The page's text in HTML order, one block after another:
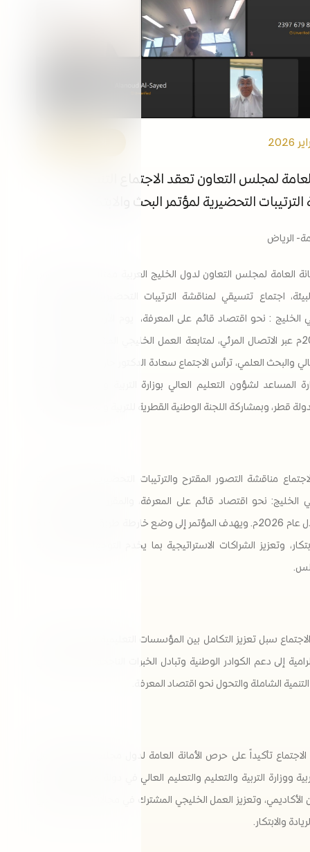
لمجلس التعاون تعقد الاجتماع التنسيقي
التحضيرية لمؤتمر البحث والابتكار
الرياض
العامة لمجلس التعاون لدول الخليج العربية ممثلة بقطاع شؤون
اجتماع تتسيقي لمناقشة الترتيبات التحضيرية لمؤتمر البحث
فبراير 2026م عبر الاتصال المرئي، لمتابعة العمل الخليجي المشترك في مجالات
والبحث العلمي، ترأس الاجتماع سعادة الدكتور حارب محمد الجابري،
المساعد لشؤون التعليم العالي بوزارة التربية والتعليم والتعليم
قطر، وبمشاركة اللجنة الوطنية القطرية للتربية والثقافة والعلوم.
مناقشة التصور المقترح والترتيبات التحضيرية لمؤتمر البحث
في الخليج: نحو اقتصاد قائم على المعرفة، والمقرر عقده في مدينة
الدوحة خلال عام 2026م. ويهدف المؤتمر إلى وضع خارطة طريق خليجية موحدة
وتعزيز الشراكات الاستراتيجية بما يخدم التوجهات المستقبلية
سبل تعزيز التكامل بين المؤسسات التعليمية والبحثية، وبحث
إلى دعم الكوادر الوطنية وتبادل الخبرات الناجحة، بما يسهم في
الشاملة والتحول نحو اقتصاد المعرفة.
تأكيداً على حرص الأمانة العامة لدول مجلس التعاون لدول
ووزارة التربية والتعليم والتعليم العالي في دولة قطر على تفعيل
الأكاديمي، وتعزيز العمل الخليجي المشترك في مجالات البحث العلمي
والابتكار.